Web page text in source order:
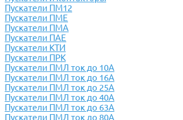
Пускатели ПМ12
Пускатели ПМЕ
Пускатели ПМА
Пускатели ПАЕ
Пускатели КТИ
Пускатели ПРК
Пускатели ПМЛ ток до 10А
Пускатели ПМЛ ток до 16А
Пускатели ПМЛ ток до 25А
Пускатели ПМЛ ток до 40А
Пускатели ПМЛ ток до 63А
Пускатели ПМЛ ток до 80А